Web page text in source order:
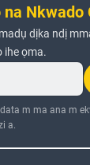
Nkwado
dịka ndị
ihe ọma.
m ma ana m
a.